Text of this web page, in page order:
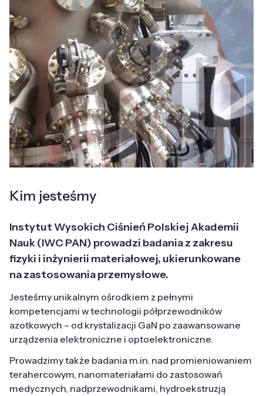
Kim jesteśmy
Instytut Wysokich Ciśnień Polskiej Akademii
Nauk (IWC PAN) prowadzi badania z zakresu
fizyki i inżynierii materiałowej, ukierunkowane
na zastosowania przemysłowe.
Jesteśmy unikalnym ośrodkiem z pełnymi
kompetencjami w technologii półprzewodników
azotkowych – od krystalizacji GaN po zaawansowane
urządzenia elektroniczne i optoelektroniczne.
Prowadzimy także badania m.in. nad promieniowaniem
terahercowym, nanomateriałami do zastosowań
medycznych, nadprzewodnikami, hydroekstruzją